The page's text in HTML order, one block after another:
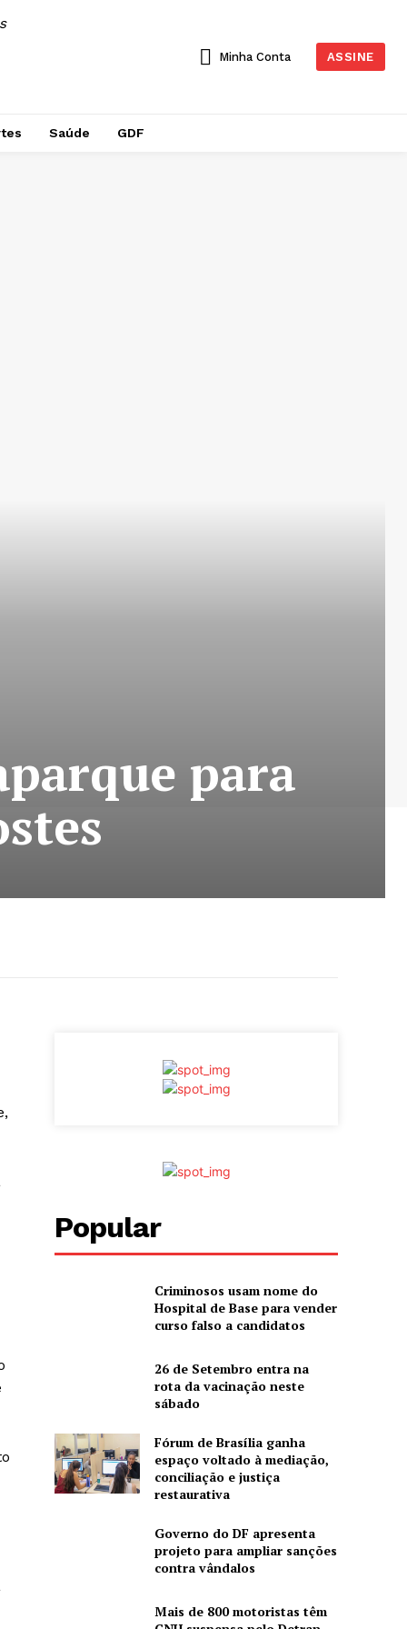
Minha Conta ASSINE
Saúde GDF
para
Popular
Criminosos usam nome do
Hospital de Base para vender
curso falso a candidatos
26 de Setembro entra na
rota da vacinação neste
sábado
Fórum de Brasília ganha
espaço voltado à mediação,
conciliação e justiça
restaurativa
Governo do DF apresenta
projeto para ampliar sanções
contra vândalos
Mais de 800 motoristas têm